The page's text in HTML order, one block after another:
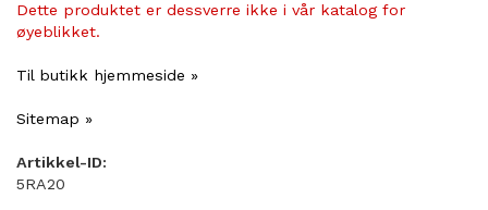
Dette produktet er dessverre ikke i vår katalog for
øyeblikket.
Til butikk hjemmeside »
Sitemap »
Artikkel-ID:
5RA20